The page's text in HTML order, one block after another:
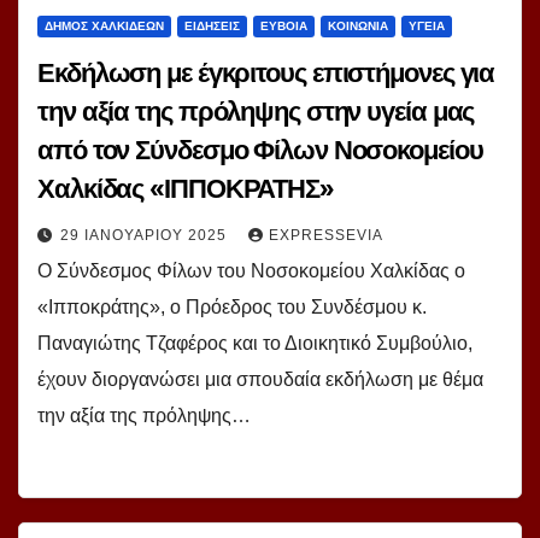
ΔΗΜΟΣ ΧΑΛΚΙΔΕΩΝ ΕΙΔΗΣΕΙΣ ΕΥΒΟΙΑ ΚΟΙΝΩΝΙΑ ΥΓΕΙΑ
Εκδήλωση με έγκριτους επιστήμονες για
την αξία της πρόληψης στην υγεία μας
από τον Σύνδεσμο Φίλων Νοσοκομείου
Χαλκίδας «ΙΠΠΟΚΡΑΤΗΣ»
29 ΙΑΝΟΥΑΡΊΟΥ 2025 EXPRESSEVIA
Ο Σύνδεσμος Φίλων του Νοσοκομείου Χαλκίδας ο
«Ιπποκράτης», ο Πρόεδρος του Συνδέσμου κ.
Παναγιώτης Τζαφέρος και το Διοικητικό Συμβούλιο,
έχουν διοργανώσει μια σπουδαία εκδήλωση με θέμα
την αξία της πρόληψης…